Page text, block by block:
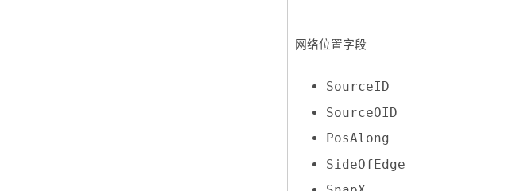
网络位置字段
SourceID
SourceOID
PosAlong
SideOfEdge